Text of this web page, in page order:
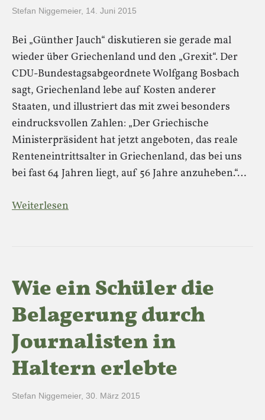
Stefan Niggemeier, 14. Juni 2015
Bei „Günther Jauch“ diskutieren sie gerade mal
wieder über Griechenland und den „Grexit“. Der
CDU-Bundestagsabgeordnete Wolfgang Bosbach
sagt, Griechenland lebe auf Kosten anderer
Staaten, und illustriert das mit zwei besonders
eindrucksvollen Zahlen: „Der Griechische
Ministerpräsident hat jetzt angeboten, das reale
Renteneintrittsalter in Griechenland, das bei uns
bei fast 64 Jahren liegt, auf 56 Jahre anzuheben.“…
Weiterlesen
Wie ein Schüler die
Belagerung durch
Journalisten in
Haltern erlebte
Stefan Niggemeier, 30. März 2015